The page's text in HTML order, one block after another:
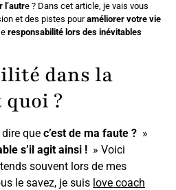
l’autre ? Dans cet article, je vais vous
et des pistes pouraméliorer votre vie
responsabilité lors des inévitables
dans la
quoi ?
que c’est de ma faute ? »
s’il agit ainsi ! » Voici
souvent lors de mes
le savez, je suis love coach